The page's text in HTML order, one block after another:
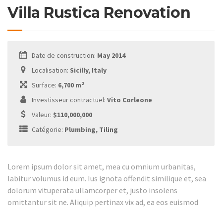
Villa Rustica Renovation
Date de construction: May 2014
Localisation: Sicilly, Italy
Surface: 6,700 m2
Investisseur contractuel: Vito Corleone
Valeur: $110,000,000
Catégorie: Plumbing, Tiling
Lorem ipsum dolor sit amet, mea cu omnium urbanitas,
labitur volumus id eum. Ius ignota offendit similique et, sea
dolorum vituperata ullamcorper et, justo insolens
omittantur sit ne. Aliquip pertinax vix ad, ea eos euismod